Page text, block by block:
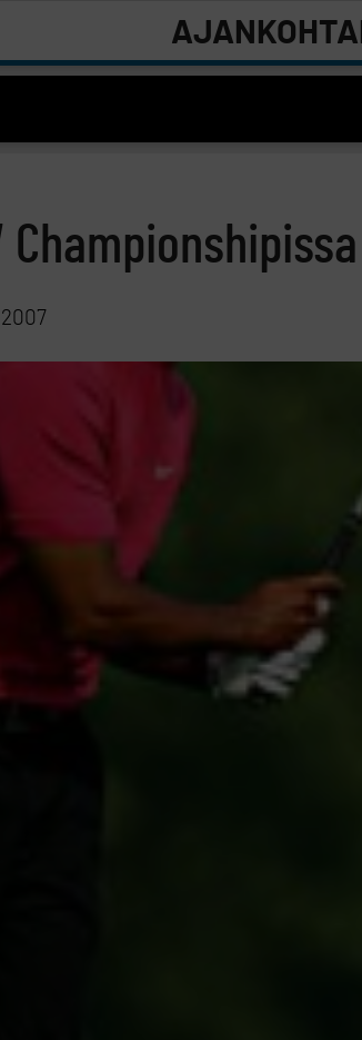
Championshipissa